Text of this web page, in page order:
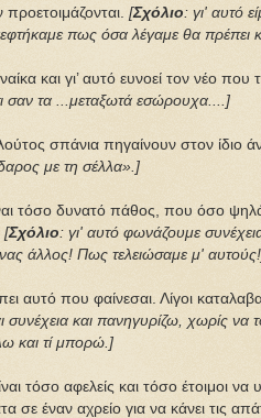
προετοιμάζονται. [Σχόλιο: γι' αυτό
πως όσα λέγαμε θα πρέπει
και γι’ αυτό ευνοεί τον νέο που
σαν τα ...μεταξωτά εσώρουχα....]
σπάνια πηγαίνουν στον ίδιο
με τη σέλλα».]
τόσο δυνατό πάθος, που όσο ψηλά
[Σχόλιο: γι' αυτό φωνάζουμε
άλλος! Πως τελειώσαμε μ'
αυτό που φαίνεσαι. Λίγοι
συνέχεια και πανηγυρίζω, χωρίς
και τί μπορώ.]
τόσο αφελείς και τόσο έτοιμοι
σε έναν αχρείο για να κάνει τις